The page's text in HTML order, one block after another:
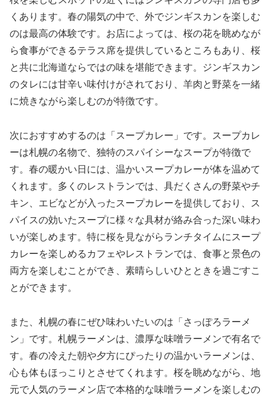
くあります。春の陽気の中で、外でジンギスカンを楽しむ
のは最高の体験です。お店によっては、桜の花を眺めなが
ら食事ができるテラス席を提供しているところもあり、桜
と共に北海道ならではの味を堪能できます。ジンギスカン
のタレには甘辛い味付けがされており、羊肉と野菜を一緒
に焼きながら楽しむのが特徴です。
次におすすめするのは「スープカレー」です。スープカレ
ーは札幌の名物で、独特のスパイシーなスープが特徴で
す。春の暖かい日には、温かいスープカレーが体を温めて
くれます。多くのレストランでは、具だくさんの野菜やチ
キン、エビなどが入ったスープカレーを提供しており、ス
パイスの効いたスープに様々な具材が絡み合った深い味わ
いが楽しめます。特に桜を見ながらランチタイムにスープ
カレーを楽しめるカフェやレストランでは、食事と景色の
両方を楽しむことができ、素晴らしいひとときを過ごすこ
とができます。
また、札幌の春にぜひ味わいたいのは「さっぽろラーメ
ン」です。札幌ラーメンは、濃厚な味噌ラーメンで有名で
す。春の冷えた朝や夕方にぴったりの温かいラーメンは、
心も体もほっこりとさせてくれます。桜を眺めながら、地
元で人気のラーメン店で本格的な味噌ラーメンを楽しむの